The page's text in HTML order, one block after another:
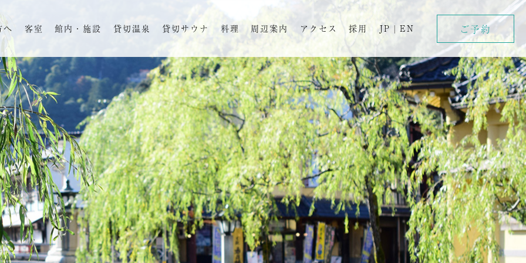
へ 客室 館内・施設 貸切温泉 貸切サウナ 料理 周辺案内 アクセス 採用 JP | EN ご予約